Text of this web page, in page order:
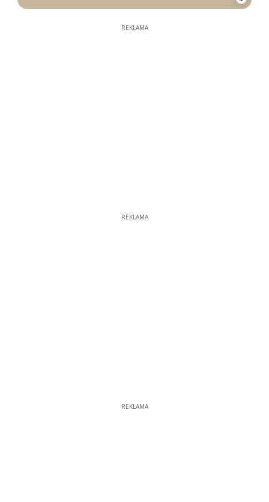
REKLAMA
REKLAMA
REKLAMA